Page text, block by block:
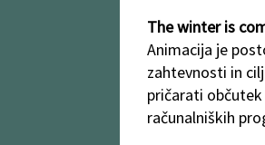
The winter is
Animacija je
zahtevnosti in
pričarati
računalniških